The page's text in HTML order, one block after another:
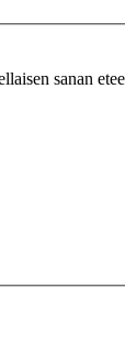
sanan